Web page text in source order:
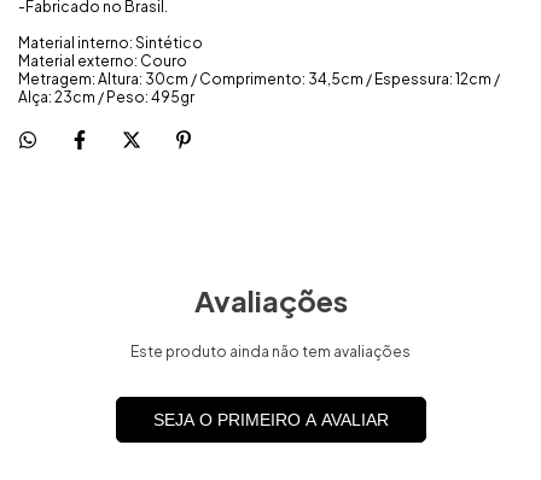
-Fabricado no Brasil.
Material interno: Sintético
Material externo: Couro
Metragem: Altura: 30cm / Comprimento: 34,5cm / Espessura: 12cm /
Alça: 23cm / Peso: 495gr
Avaliações
Este produto ainda não tem avaliações
SEJA O PRIMEIRO A AVALIAR